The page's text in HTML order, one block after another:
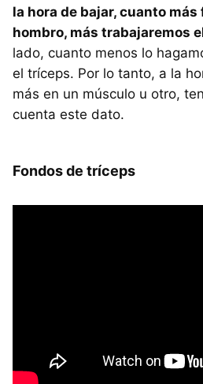
la hora de bajar, cuanto
hombro, más trabajaremos
lado, cuanto menos lo
el tríceps. Por lo tanto, a la
más en un músculo u otro,
cuenta este dato.
Fondos de tríceps